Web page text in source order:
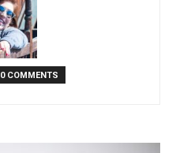
0 COMMENTS